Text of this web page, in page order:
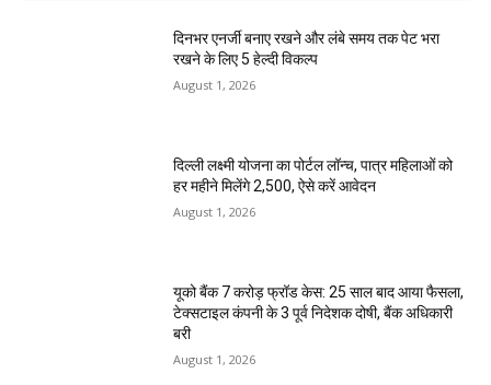
दिनभर एनर्जी बनाए रखने और लंबे समय तक पेट भरा
रखने के लिए 5 हेल्दी विकल्प
August 1, 2026
दिल्ली लक्ष्मी योजना का पोर्टल लॉन्च, पात्र महिलाओं को
हर महीने मिलेंगे ₹2,500, ऐसे करें आवेदन
August 1, 2026
यूको बैंक 7 करोड़ फ्रॉड केस: 25 साल बाद आया फैसला,
टेक्सटाइल कंपनी के 3 पूर्व निदेशक दोषी, बैंक अधिकारी
बरी
August 1, 2026